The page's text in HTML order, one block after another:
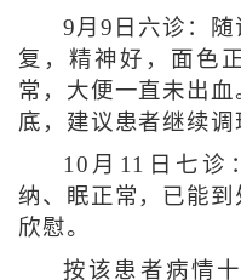
9月9日六诊：
复，精神好，面色
常，大便一直未出
底，建议患者继续调
10月11日七诊
纳、眠正常，已能
欣慰。
按该患者病情